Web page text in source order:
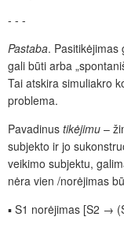
- - -
Pastaba. Pasitikėjimas
gali būti arba
Tai atskira simuliakro
problema.
Pavadinus tikėjimu –
subjekto ir jo
veikimo subjektu,
nėra vien /norėjimas
▪ S1 norėjimas [S2 →